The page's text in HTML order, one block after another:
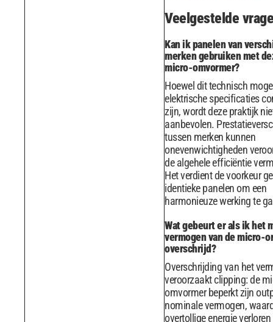
Veelgestelde
Kan ik panelen van
merken gebruiken met
micro-omvormer?
Hoewel dit technisch
elektrische specificaties
zijn, wordt deze praktijk
aanbevolen.
tussen merken kunnen
onevenwichtigheden
de algehele efficiëntie
Het verdient de voorkeur
identieke panelen om een ​​
harmonieuze werking te
Wat gebeurt er als ik het
vermogen van de micro-
overschrijd?
Overschrijding van het
veroorzaakt clipping: de
omvormer beperkt zijn
nominale vermogen,
overtollige energie